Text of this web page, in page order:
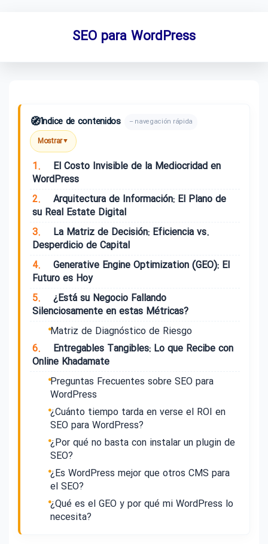
SEO para WordPress
🧭Índice de contenidos – navegación rápida
Mostrar▼
1.
El Costo Invisible de la Mediocridad en
WordPress
2.
Arquitectura de Información: El Plano de
su Real Estate Digital
3.
La Matriz de Decisión: Eficiencia vs.
Desperdicio de Capital
4.
Generative Engine Optimization (GEO): El
Futuro es Hoy
5.
¿Está su Negocio Fallando
Silenciosamente en estas Métricas?
Matriz de Diagnóstico de Riesgo
6.
Entregables Tangibles: Lo que Recibe con
Online Khadamate
Preguntas Frecuentes sobre SEO para
WordPress
¿Cuánto tiempo tarda en verse el ROI en
SEO para WordPress?
¿Por qué no basta con instalar un plugin de
SEO?
¿Es WordPress mejor que otros CMS para
el SEO?
¿Qué es el GEO y por qué mi WordPress lo
necesita?